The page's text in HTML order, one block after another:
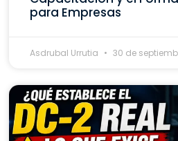
para Empresas
Asdrubal Urrutia 30 de